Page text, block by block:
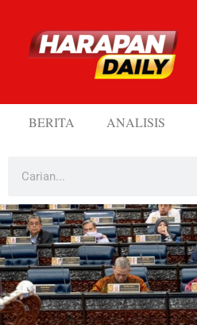
BERITA ANALISIS